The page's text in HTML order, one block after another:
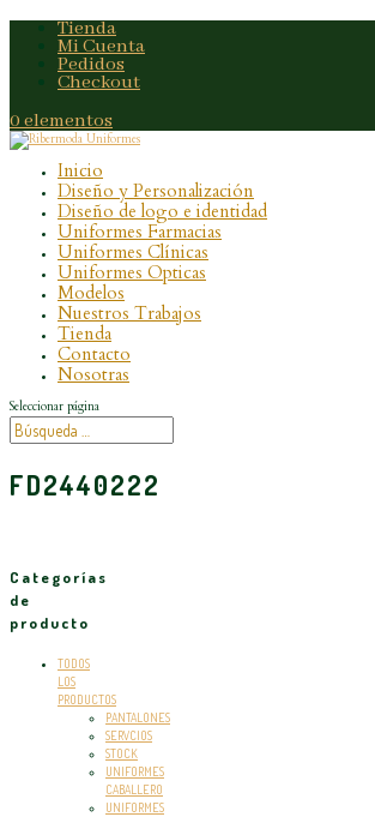
Tienda
Mi Cuenta
Pedidos
Checkout
0 elementos
Inicio
Diseño y Personalización
Diseño de logo e identidad
Uniformes Farmacias
Uniformes Clínicas
Uniformes Opticas
Modelos
Nuestros Trabajos
Tienda
Contacto
Nosotras
Seleccionar página
FD2440222
Categorías
de
producto
TODOS
LOS
PRODUCTOS
PANTALONES
SERVCIOS
STOCK
UNIFORMES
CABALLERO
UNIFORMES